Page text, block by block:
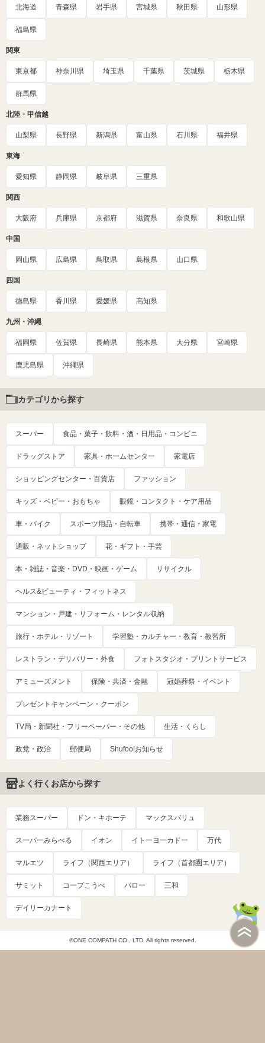
北海道 青森県 岩手県 宮城県 秋田県 山形県
福島県
関東
東京都 神奈川県 埼玉県 千葉県 茨城県 栃木県
群馬県
北陸・甲信越
山梨県 長野県 新潟県 富山県 石川県 福井県
東海
愛知県 静岡県 岐阜県 三重県
関西
大阪府 兵庫県 京都府 滋賀県 奈良県 和歌山県
中国
岡山県 広島県 鳥取県 島根県 山口県
四国
徳島県 香川県 愛媛県 高知県
九州・沖縄
福岡県 佐賀県 長崎県 熊本県 大分県 宮崎県
鹿児島県 沖縄県
カテゴリから探す
スーパー 食品・菓子・飲料・酒・日用品・コンビニ
ドラッグストア 家具・ホームセンター 家電店
ショッピングセンター・百貨店 ファッション
キッズ・ベビー・おもちゃ 眼鏡・コンタクト・ケア用品
車・バイク スポーツ用品・自転車 携帯・通信・家電
通販・ネットショップ 花・ギフト・手芸
本・雑誌・音楽・DVD・映画・ゲーム リサイクル
ヘルス&ビューティ・フィットネス
マンション・戸建・リフォーム・レンタル収納
旅行・ホテル・リゾート 学習塾・カルチャー・教育・教習所
レストラン・デリバリー・外食 フォトスタジオ・プリントサービス
アミューズメント 保険・共済・金融 冠婚葬祭・イベント
プレゼントキャンペーン・クーポン
TV局・新聞社・フリーペーパー・その他 生活・くらし
政党・政治 郵便局 Shufoo!お知らせ
よく行くお店から探す
業務スーパー ドン・キホーテ マックスバリュ
スーパーみらべる イオン イトーヨーカドー 万代
マルエツ ライフ（関西エリア） ライフ（首都圏エリア）
サミット コープこうべ バロー 三和
デイリーカナート
©ONE COMPATH CO., LTD. All rights reserved.